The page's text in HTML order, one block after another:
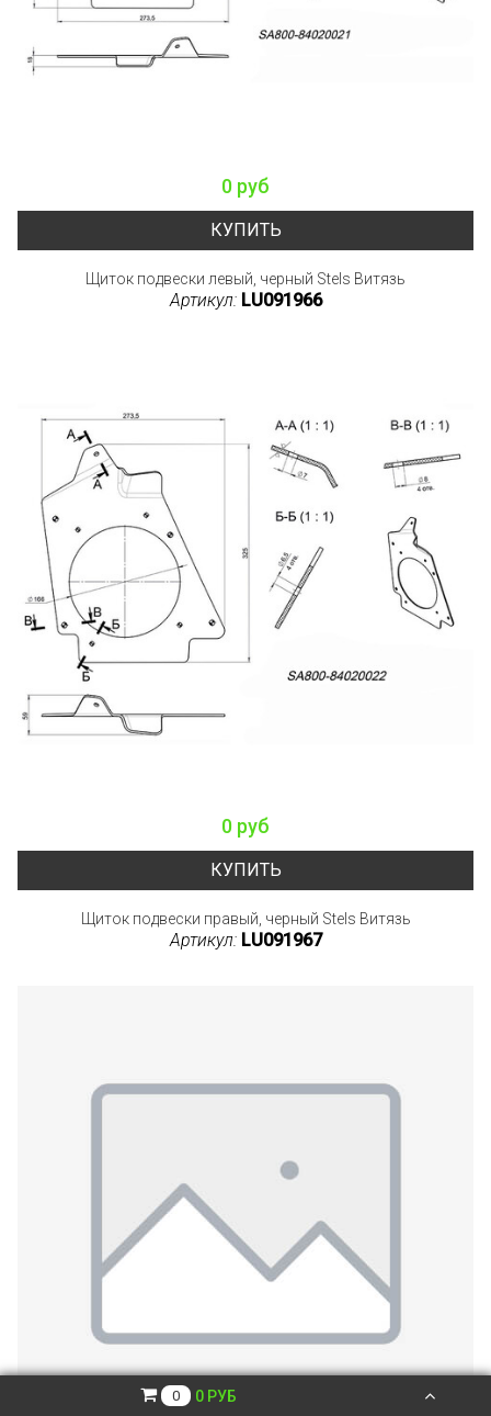
0 руб
КУПИТЬ
Щиток подвески левый, черный Stels Витязь
Артикул: LU091966
0 руб
КУПИТЬ
Щиток подвески правый, черный Stels Витязь
Артикул: LU091967
0 0 РУБ